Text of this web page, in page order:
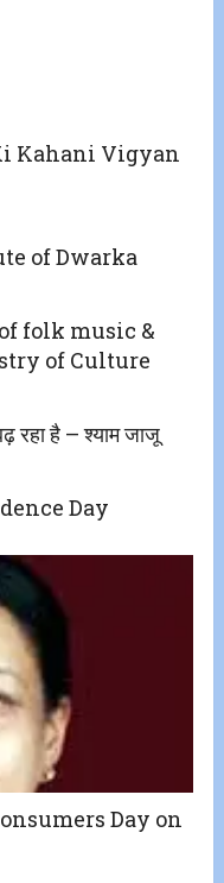
Kahani Vigyan
of Dwarka
folk music &
of Culture
रहा है – श्याम जाजू
Day
Day on